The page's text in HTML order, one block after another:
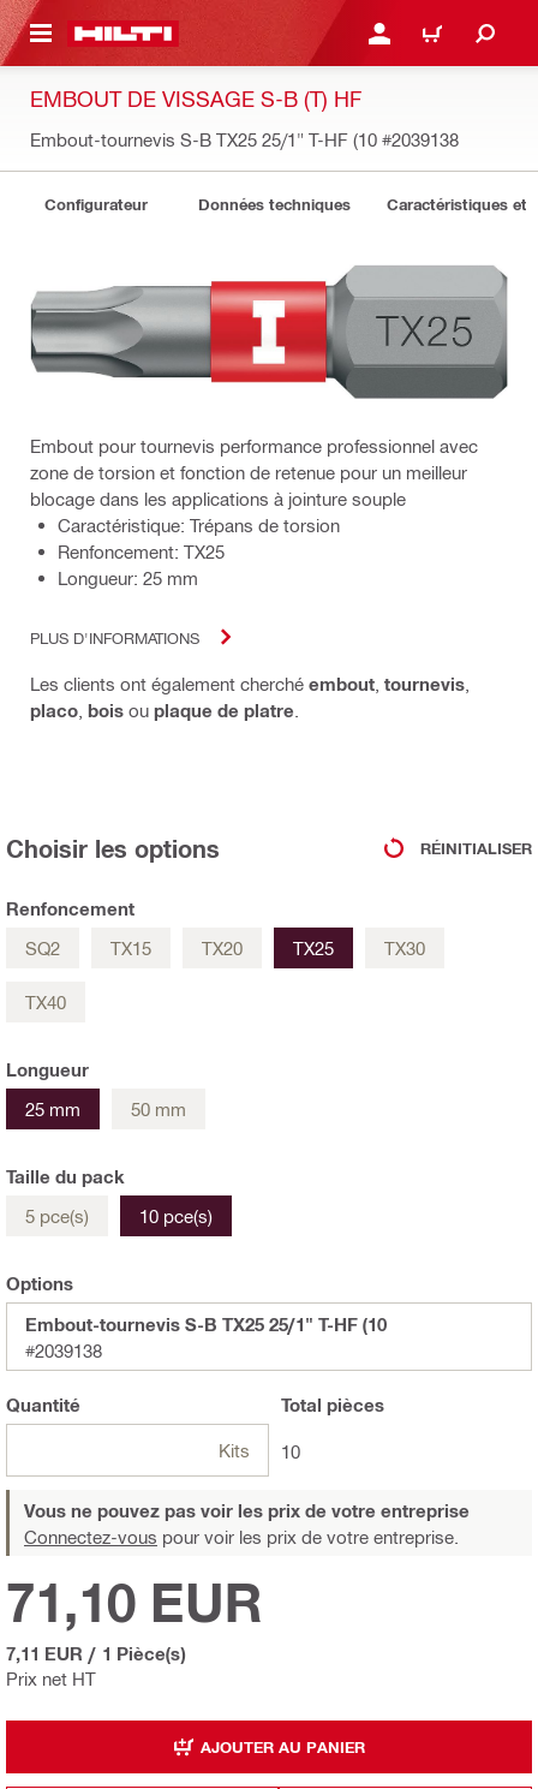
CONTENT CONNEXION OU
PANIER
EMBOUT DE VISSAGE S-B (T) HF
Embout-tournevis S-B TX25 25/1" T-HF (10 #2039138
Configurateur Données techniques Caractéristiques et
Embout pour tournevis performance professionnel avec
zone de torsion et fonction de retenue pour un meilleur
blocage dans les applications à jointure souple
Caractéristique: Trépans de torsion
Renfoncement: TX25
Longueur: 25 mm
PLUS D'INFORMATIONS
Les clients ont également cherché embout tournevis
placo bois ou plaque de platre
Choisir les options RÉINITIALISER
Renfoncement
SQ2
TX15 TX20 TX25 TX30
TX40
Longueur
25 mm
50 mm
Taille du pack
5 pce(s)
10 pce(s)
Options
Embout-tournevis S-B TX25 25/1" T-HF (10
#2039138
Quantité
Kits
Total pièces
10
Vous ne pouvez pas voir les prix de votre entreprise
Connectez-vous pour voir les prix de votre entreprise.
Prix net HT
71,10 EUR
7,11 EUR / 1 Pièce(s)
AJOUTER AU PANIER